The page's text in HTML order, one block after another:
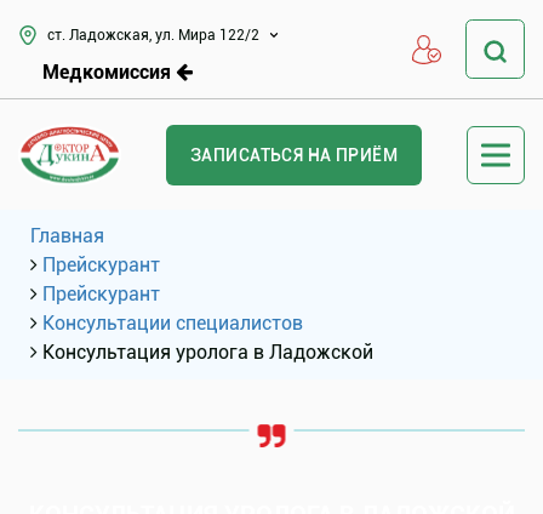
ст. Ладожская, ул. Мира 122/2
Медкомиссия
ЗАПИСАТЬСЯ НА ПРИЁМ
Главная
Прейскурант
Прейскурант
Консультации специалистов
Консультация уролога в Ладожской